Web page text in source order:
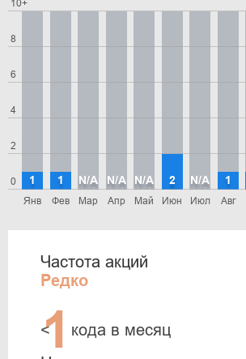
0
2
4
6
8
10+
Янв
1
Фев
1
Мар
N/A
Апр
N/A
Май
N/A
Июн
2
Июл
N/A
Авг
1
Частота акций
Редко
<
1 кода в месяц